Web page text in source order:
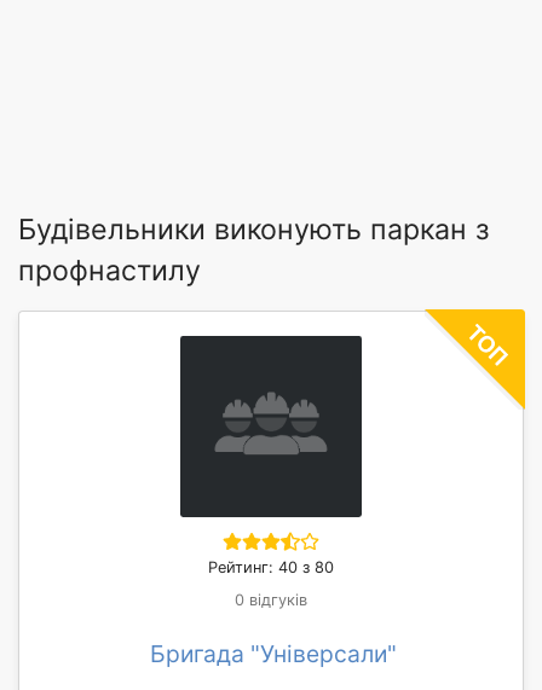
Будівельники виконують паркан з
профнастилу
Рейтинг: 40 з 80
0 відгуків
Бригада "Універсали"